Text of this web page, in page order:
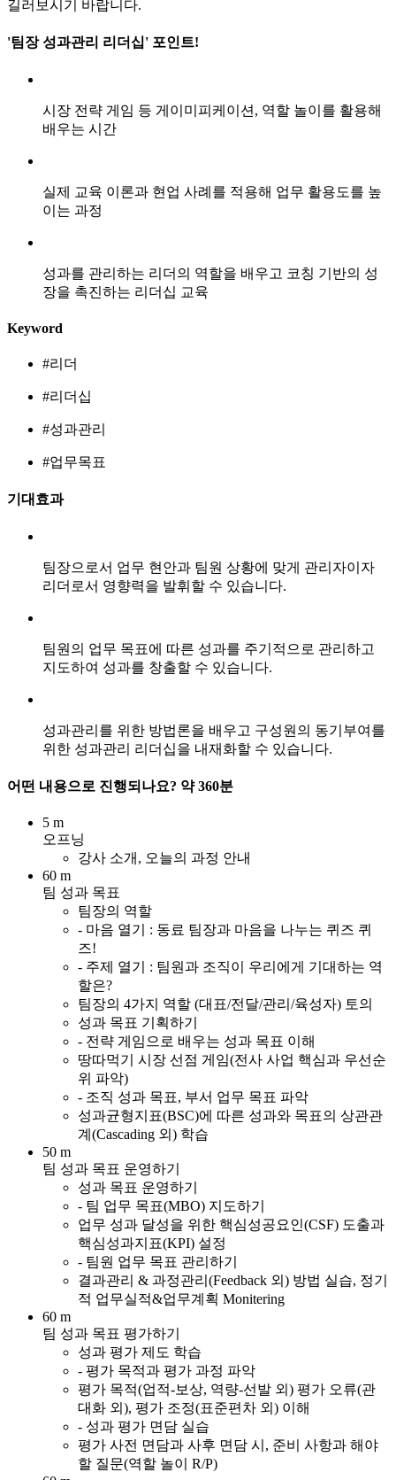
길러보시기 바랍니다.
'팀장 성과관리 리더십' 포인트!
시장 전략 게임 등 게이미피케이션, 역할 놀이를 활용해
배우는 시간
실제 교육 이론과 현업 사례를 적용해 업무 활용도를 높
이는 과정
성과를 관리하는 리더의 역할을 배우고 코칭 기반의 성
장을 촉진하는 리더십 교육
Keyword
#리더
#리더십
#성과관리
#업무목표
기대효과
팀장으로서 업무 현안과 팀원 상황에 맞게 관리자이자
리더로서 영향력을 발휘할 수 있습니다.
팀원의 업무 목표에 따른 성과를 주기적으로 관리하고
지도하여 성과를 창출할 수 있습니다.
성과관리를 위한 방법론을 배우고 구성원의 동기부여를
위한 성과관리 리더십을 내재화할 수 있습니다.
어떤 내용으로 진행되나요? 약 360분
5 m
오프닝
강사 소개, 오늘의 과정 안내
60 m
팀 성과 목표
팀장의 역할
- 마음 열기 : 동료 팀장과 마음을 나누는 퀴즈 퀴
즈!
- 주제 열기 : 팀원과 조직이 우리에게 기대하는 역
할은?
팀장의 4가지 역할 (대표/전달/관리/육성자) 토의
성과 목표 기획하기
- 전략 게임으로 배우는 성과 목표 이해
땅따먹기 시장 선점 게임(전사 사업 핵심과 우선순
위 파악)
- 조직 성과 목표, 부서 업무 목표 파악
성과균형지표(BSC)에 따른 성과와 목표의 상관관
계(Cascading 외) 학습
50 m
팀 성과 목표 운영하기
성과 목표 운영하기
- 팀 업무 목표(MBO) 지도하기
업무 성과 달성을 위한 핵심성공요인(CSF) 도출과
핵심성과지표(KPI) 설정
- 팀원 업무 목표 관리하기
결과관리 & 과정관리(Feedback 외) 방법 실습, 정기
적 업무실적&업무계획 Monitering
60 m
팀 성과 목표 평가하기
성과 평가 제도 학습
- 평가 목적과 평가 과정 파악
평가 목적(업적-보상, 역량-선발 외) 평가 오류(관
대화 외), 평가 조정(표준편차 외) 이해
- 성과 평가 면담 실습
평가 사전 면담과 사후 면담 시, 준비 사항과 해야
할 질문(역할 놀이 R/P)